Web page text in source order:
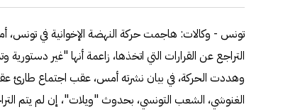
تونس - وكالات: هاجمت حركة النهضة الإخوانية في
التراجع عن القرارات التي اتخذها، زاعمة أنها "غير دستورية
وهددت الحركة، في بيان نشرته أمس، عقب اجتماع طارئ
الغنوشي، الشعب التونسي، بحدوث "ويلات"، إن لم يتم